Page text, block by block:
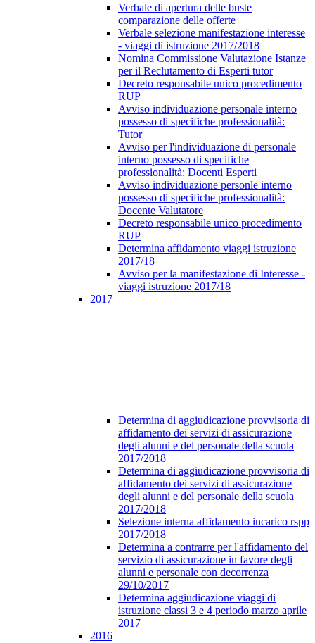
Verbale di apertura delle buste
comparazione delle offerte
Verbale selezione manifestazione interesse
- viaggi di istruzione 2017/2018
Nomina Commissione Valutazione Istanze
per il Reclutamento di Esperti tutor
Decreto responsabile unico procedimento
RUP
Avviso individuazione personale interno
possesso di specifiche professionalità:
Tutor
Avviso per l'individuazione di personale
interno possesso di specifiche
professionalità: Docenti Esperti
Avviso individuazione personle interno
possesso di specifiche professionalità:
Docente Valutatore
Decreto responsabile unico procedimento
RUP
Determina affidamento viaggi istruzione
2017/18
Avviso per la manifestazione di Interesse -
viaggi istruzione 2017/18
2017
Determina di aggiudicazione provvisoria di
affidamento dei servizi di assicurazione
degli alunni e del personale della scuola
2017/2018
Determina di aggiudicazione provvisoria di
affidamento dei servizi di assicurazione
degli alunni e del personale della scuola
2017/2018
Selezione interna affidamento incarico rspp
2017/2018
Determina a contrarre per l'affidamento del
servizio di assicurazione in favore degli
alunni e personale con decorrenza
29/10/2017
Determina aggiudicazione viaggi di
istruzione classi 3 e 4 periodo marzo aprile
2017
2016